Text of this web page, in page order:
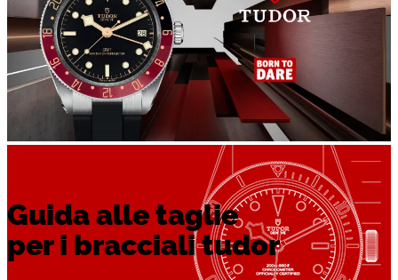
Guida alle taglie
per i bracciali tudor